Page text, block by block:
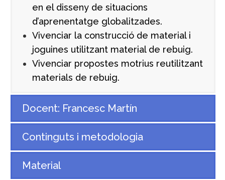
en el disseny de situacions
d’aprenentatge globalitzades.
Vivenciar la construcció de material i
joguines utilitzant material de rebuig.
Vivenciar propostes motrius reutilitzant
materials de rebuig.
Docent: Francesc Martín
Continguts i metodologia
Material